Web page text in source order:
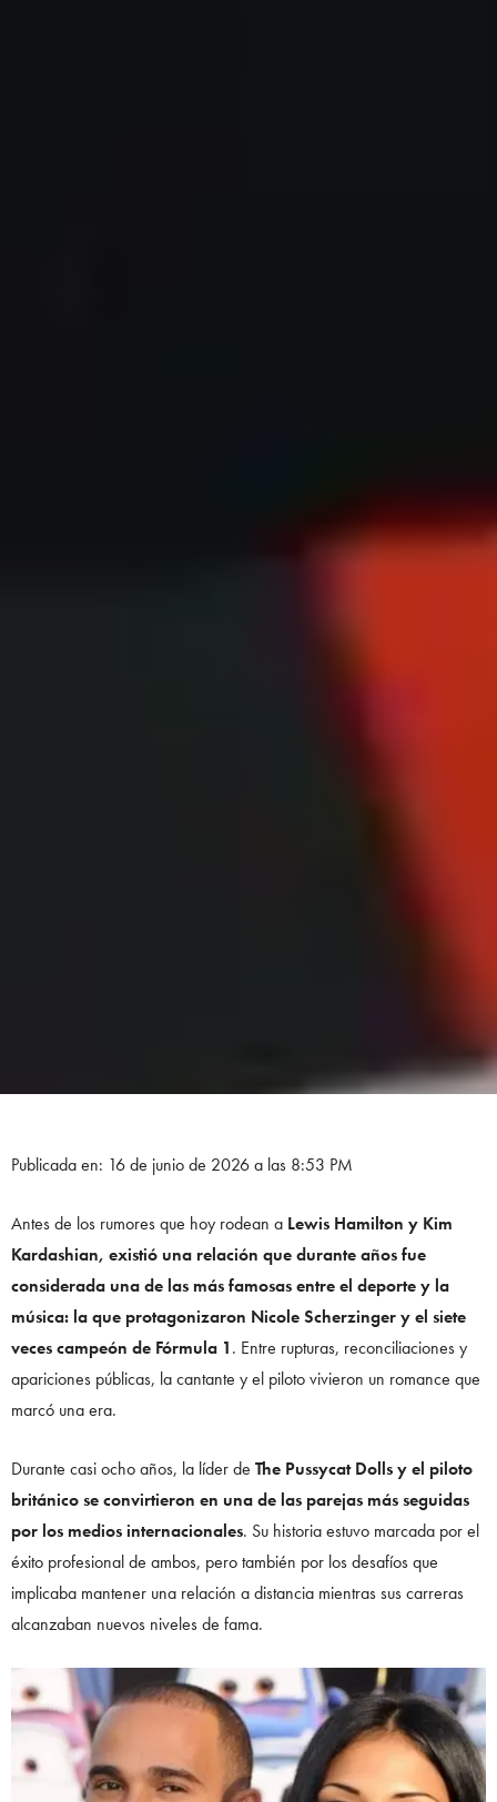
Publicada en: 16 de junio de 2026 a las 8:53 PM
Antes de los rumores que hoy rodean a Lewis Hamilton y Kim
Kardashian, existió una relación que durante años fue
considerada una de las más famosas entre el deporte y la
música: la que protagonizaron Nicole Scherzinger y el siete
veces campeón de Fórmula 1. Entre rupturas, reconciliaciones y
apariciones públicas, la cantante y el piloto vivieron un romance que
marcó una era.
Durante casi ocho años, la líder de The Pussycat Dolls y el piloto
británico se convirtieron en una de las parejas más seguidas
por los medios internacionales. Su historia estuvo marcada por el
éxito profesional de ambos, pero también por los desafíos que
implicaba mantener una relación a distancia mientras sus carreras
alcanzaban nuevos niveles de fama.